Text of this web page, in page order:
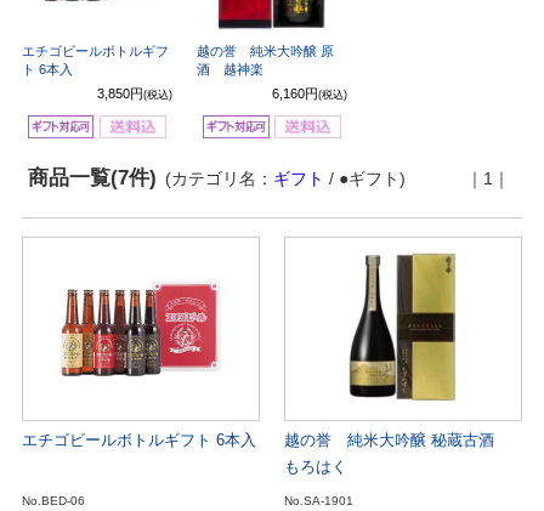
エチゴビールボトルギフ
ト 6本入
3,850円 (税込)
越の誉 純米大吟醸 原
酒 越神楽
6,160円 (税込)
商品一覧(7件) ｜1｜
(カテゴリ名： ギフト / ●ギフト)
エチゴビールボトルギフト 6本入
No.BED-06
越の誉 純米大吟醸 秘蔵古酒
もろはく
No.SA-1901